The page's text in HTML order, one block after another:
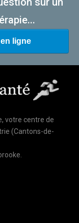
votre centre de
(Cantons-de-